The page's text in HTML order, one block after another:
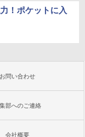
！ポケットに入
お問い合わせ
部へのご連絡
会社概要